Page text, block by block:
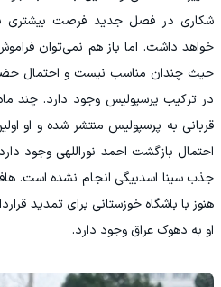
شکاری در فصل جدید فرصت بیشتری
خواهد داشت. اما باز هم نمی‌توان
حیث چندان مناسب نیست و احتمال
در ترکیب پرسپولیس وجود دارد. چند
قربانی به پرسپولیس منتشر شده و او
احتمال بازگشت احمد نوراللهی وجود
جذب سینا اسدبیگی انجام نشده است.
هنوز با باشگاه خوزستانی برای تمدید
او به دهوک عراق وجود دارد.